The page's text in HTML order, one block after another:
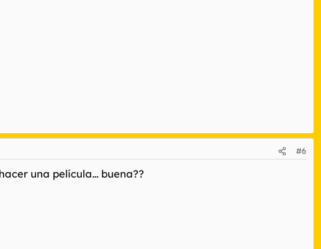
#6
una película... buena??